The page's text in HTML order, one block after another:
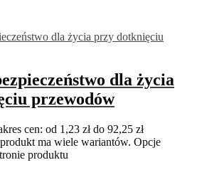
dla życia
przewodów
cen: od 1,23 zł do 92,25 zł
ma wiele wariantów. Opcje
produktu